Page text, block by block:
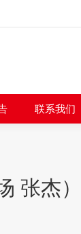
联系我们
张杰）
地 公告